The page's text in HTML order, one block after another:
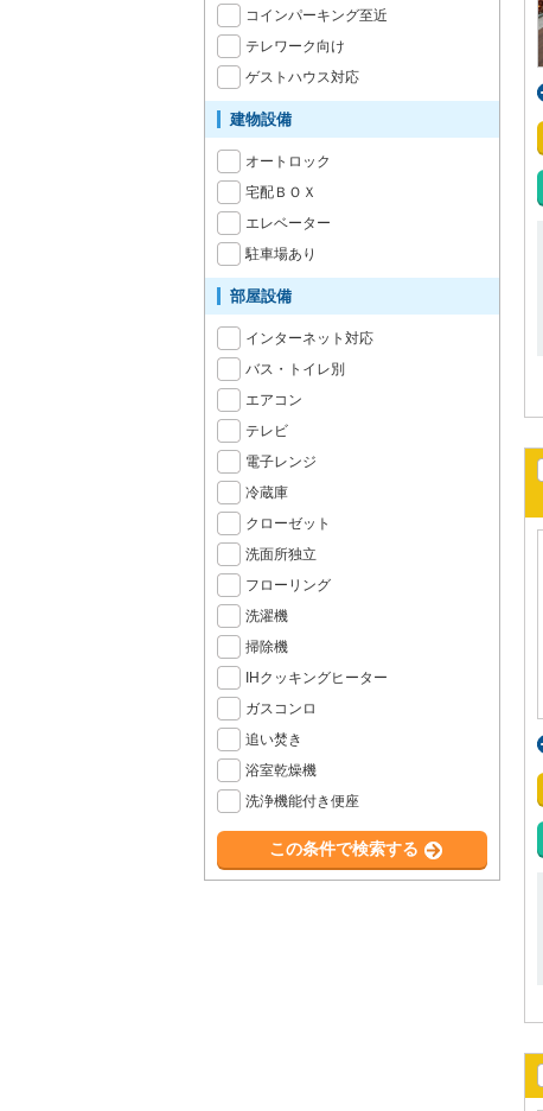
コインパーキング至近
テレワーク向け
ゲストハウス対応
建物設備
オートロック
宅配ＢＯＸ
エレベーター
駐車場あり
部屋設備
インターネット対応
バス・トイレ別
エアコン
テレビ
電子レンジ
冷蔵庫
クローゼット
洗面所独立
フローリング
洗濯機
掃除機
IHクッキングヒーター
ガスコンロ
追い焚き
浴室乾燥機
洗浄機能付き便座
この条件で検索する